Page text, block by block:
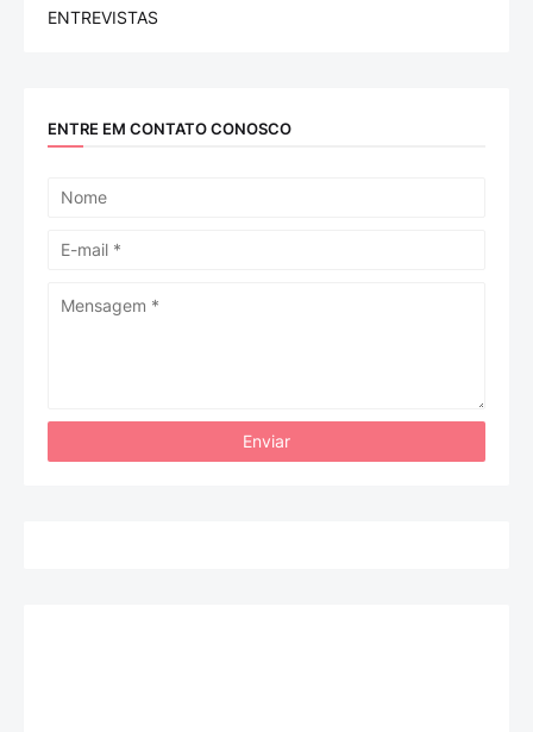
ENTREVISTAS
ENTRE EM CONTATO CONOSCO